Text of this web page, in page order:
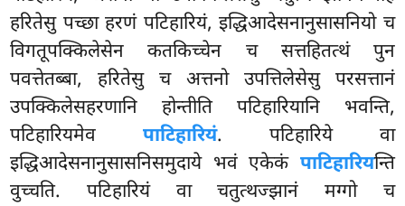
हरितेसु पच्छा हरणं पटिहारियं, इद्धिआदेसनानुसासनियो च
विगतूपक्किलेसेन कतकिच्चेन च सत्तहितत्थं पुन
पवत्तेतब्बा, हरितेसु च अत्तनो उपत्तिलेसेसु परसत्तानं
उपक्किलेसहरणानि होन्तीति पटिहारियानि भवन्ति,
पटिहारियमेवपाटिहारियं. पटिहारिये वा
इद्धिआदेसनानुसासनिसमुदाये भवं एकेकं पाटिहारियन्ति
वुच्चति. पटिहारियं वा चतुत्थज्झानं मग्गो च